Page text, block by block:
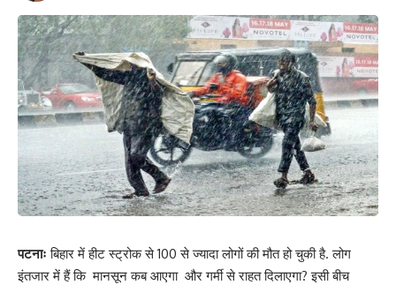
पटनाःबिहार में हीट स्ट्रोक से 100 से ज्यादा लोगों की मौत हो चुकी है. लोग
इंतजार में हैं कि मानसून कब आएगा और गर्मी से राहत दिलाएगा? इसी बीच